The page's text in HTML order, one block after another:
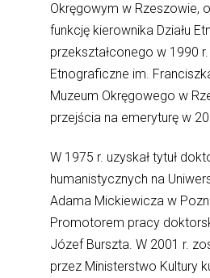
Okręgowym w Rzeszowie,
funkcję kierownika Działu
przekształconego w 1990
Etnograficzne im.
Muzeum Okręgowego w
przejścia na emeryturę w
W 1975 r. uzyskał tytuł
humanistycznych na
Adama Mickiewicza w
Promotorem pracy
Józef Burszta. W 2001 r.
przez Ministerstwo Kultury